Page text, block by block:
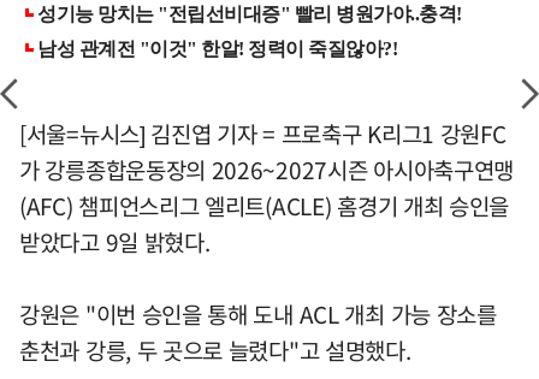
[서울=뉴시스] 김진엽 기자 = 프로축구 K리그1 강원FC
가 강릉종합운동장의 2026~2027시즌 아시아축구연맹
(AFC) 챔피언스리그 엘리트(ACLE) 홈경기 개최 승인을
받았다고 9일 밝혔다.
강원은 "이번 승인을 통해 도내 ACL 개최 가능 장소를
춘천과 강릉, 두 곳으로 늘렸다"고 설명했다.